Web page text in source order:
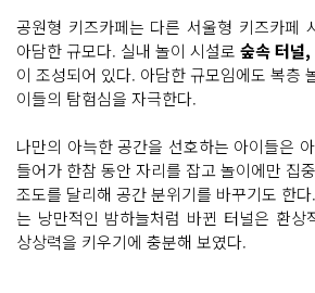
공원형 키즈카페는 다른 서울형 키즈카페
아담한 규모다. 실내 놀이 시설로 숲속 터널,
이 조성되어 있다. 아담한 규모임에도 복층
이들의 탐험심을 자극한다.
나만의 아늑한 공간을 선호하는 아이들은
들어가 한참 동안 자리를 잡고 놀이에만 집
조도를 달리해 공간 분위기를 바꾸기도 한
는 낭만적인 밤하늘처럼 바뀐 터널은 환상
상상력을 키우기에 충분해 보였다.